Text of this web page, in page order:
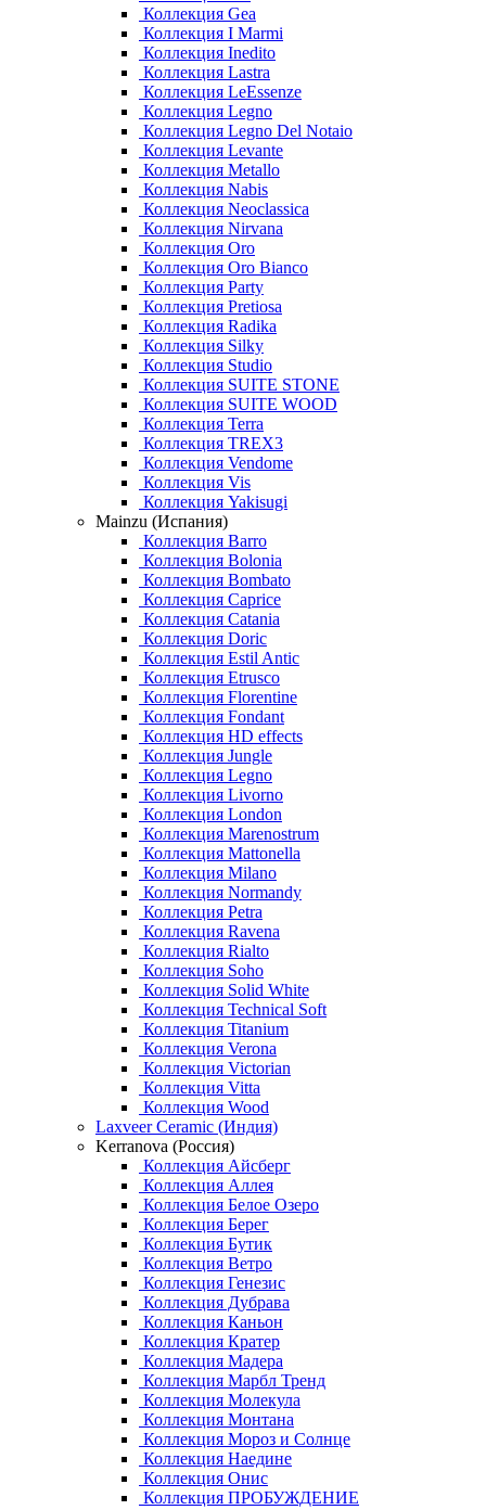
Коллекция Gea
Коллекция I Marmi
Коллекция Inedito
Коллекция Lastra
Коллекция LeEssenze
Коллекция Legno
Коллекция Legno Del Notaio
Коллекция Levante
Коллекция Metallo
Коллекция Nabis
Коллекция Neoclassica
Коллекция Nirvana
Коллекция Oro
Коллекция Oro Bianco
Коллекция Party
Коллекция Pretiosa
Коллекция Radika
Коллекция Silky
Коллекция Studio
Коллекция SUITE STONE
Коллекция SUITE WOOD
Коллекция Terra
Коллекция TREX3
Коллекция Vendome
Коллекция Vis
Коллекция Yakisugi
Mainzu (Испания)
Коллекция Barro
Коллекция Bolonia
Коллекция Bombato
Коллекция Caprice
Коллекция Catania
Коллекция Doric
Коллекция Estil Antic
Коллекция Etrusco
Коллекция Florentine
Коллекция Fondant
Коллекция HD effects
Коллекция Jungle
Коллекция Legno
Коллекция Livorno
Коллекция London
Коллекция Marenostrum
Коллекция Mattonella
Коллекция Milano
Коллекция Normandy
Коллекция Petra
Коллекция Ravena
Коллекция Rialto
Коллекция Soho
Коллекция Solid White
Коллекция Technical Soft
Коллекция Titanium
Коллекция Verona
Коллекция Victorian
Коллекция Vitta
Коллекция Wood
Laxveer Ceramic (Индия)
Kerranova (Россия)
Коллекция Айсберг
Коллекция Аллея
Коллекция Белое Озеро
Коллекция Берег
Коллекция Бутик
Коллекция Ветро
Коллекция Генезис
Коллекция Дубрава
Коллекция Каньон
Коллекция Кратер
Коллекция Мадера
Коллекция Марбл Тренд
Коллекция Молекула
Коллекция Монтана
Коллекция Мороз и Солнце
Коллекция Наедине
Коллекция Онис
Коллекция ПРОБУЖДЕНИЕ